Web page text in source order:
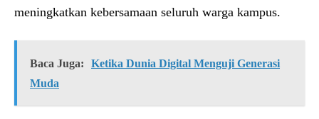
meningkatkan kebersamaan seluruh warga kampus.
Baca Juga:
Ketika Dunia Digital Menguji Generasi
Muda